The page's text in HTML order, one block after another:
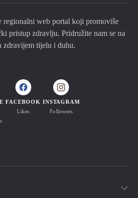
regionalni web portal koji promoviše
pristup zdravlju. Pridružite nam se na
zdravijem tijelu i duhu.
FACEBOOK
Likes
INSTAGRAM
Followers